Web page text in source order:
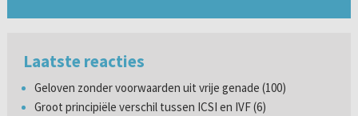
Laatste reacties
Geloven zonder voorwaarden uit vrije genade (100)
Groot principiële verschil tussen ICSI en IVF (6)